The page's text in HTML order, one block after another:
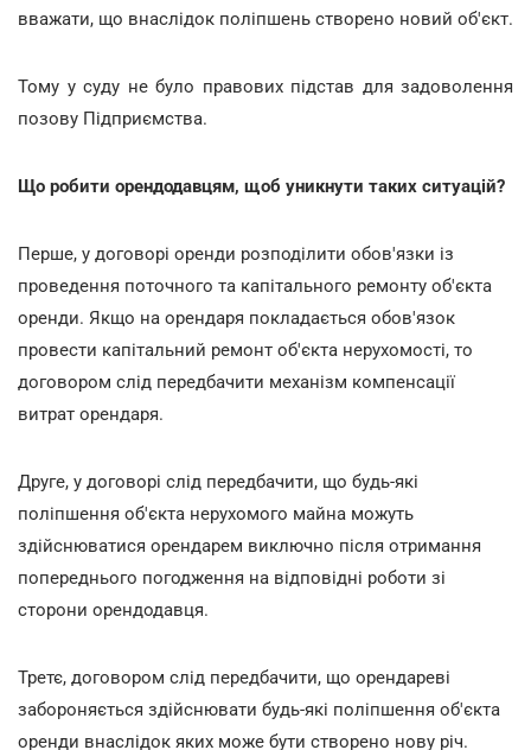
вважати, що внаслідок поліпшень створено новий об'єкт.
Тому у суду не було правових підстав для задоволення
позову Підприємства.
Що робити орендодавцям, щоб уникнути таких ситуацій?
Перше, у договорі оренди розподілити обов'язки із
проведення поточного та капітального ремонту об'єкта
оренди. Якщо на орендаря покладається обов'язок
провести капітальний ремонт об'єкта нерухомості, то
договором слід передбачити механізм компенсації
витрат орендаря.
Друге, у договорі слід передбачити, що будь-які
поліпшення об'єкта нерухомого майна можуть
здійснюватися орендарем виключно після отримання
попереднього погодження на відповідні роботи зі
сторони орендодавця.
Третє, договором слід передбачити, що орендареві
забороняється здійснювати будь-які поліпшення об'єкта
оренди внаслідок яких може бути створено нову річ.